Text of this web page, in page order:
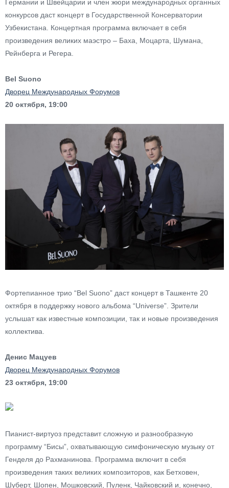
Германии и Швейцарии и член жюри международных органных
конкурсов даст концерт в Государственной Консерватории
Узбекистана. Концертная программа включает в себя
произведения великих маэстро – Баха, Моцарта, Шумана,
Рейнберга и Регера.
Bel Suono
Дворец Международных Форумов
20 октября, 19:00
Фортепианное трио “Bel Suono” даст концерт в Ташкенте 20
октября в поддержку нового альбома “Universe”. Зрители
услышат как известные композиции, так и новые произведения
коллектива.
Денис Мацуев
Дворец Международных Форумов
23 октября, 19:00
Пианист-виртуоз представит сложную и разнообразную
программу “Бисы”, охватывающую симфоническую музыку от
Генделя до Рахманинова. Программа включит в себя
произведения таких великих композиторов, как Бетховен,
Шуберт, Шопен, Мошковский, Пуленк, Чайковский и, конечно,